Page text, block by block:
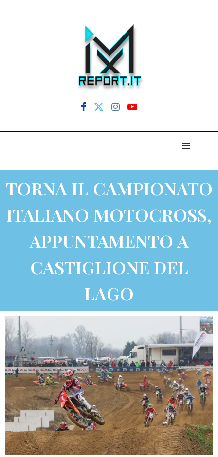
TORNA IL CAMPIONATO
ITALIANO MOTOCROSS,
APPUNTAMENTO A
CASTIGLIONE DEL
LAGO